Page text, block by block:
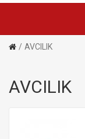
AVCILIK
AVCILIK